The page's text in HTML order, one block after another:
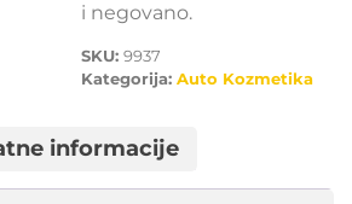
i negovano.
SKU: 9937
Kategorija: Auto Kozmetika
informacije